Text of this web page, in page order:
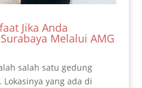
Jika Anda
Melalui AMG
salah satu gedung
yang ada di